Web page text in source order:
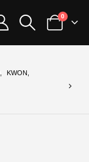
0
KWON